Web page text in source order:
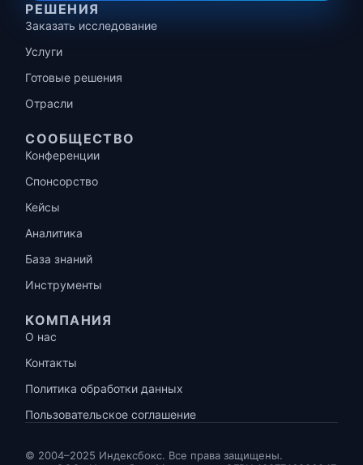
РЕШЕНИЯ
Заказать исследование
Услуги
Готовые решения
Отрасли
СООБЩЕСТВО
Конференции
Спонсорство
Кейсы
Аналитика
База знаний
Инструменты
КОМПАНИЯ
О нас
Контакты
Политика обработки данных
Пользовательское соглашение
© 2004–2025 Индексбокс. Все права защищены.